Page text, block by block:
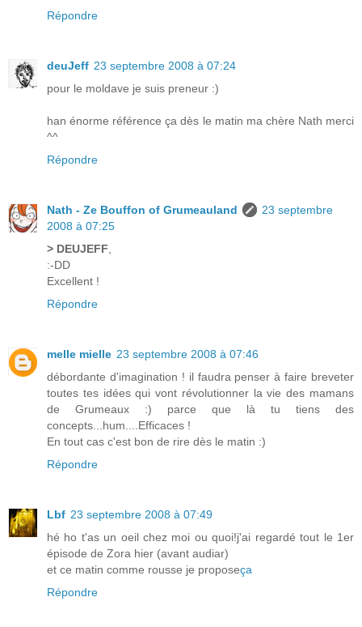
Répondre
deuJeff 23 septembre 2008 à 07:24
pour le moldave je suis preneur :)
han énorme référence ça dès le matin ma chère Nath merci
^^
Répondre
Nath - Ze Bouffon of Grumeauland
23 septembre
2008 à 07:25
> DEUJEFF
:-DD
Excellent !
Répondre
melle mielle 23 septembre 2008 à 07:46
débordante d'imagination ! il faudra penser à faire breveter
toutes tes idées qui vont révolutionner la vie des mamans
de Grumeaux :) parce que là tu tiens des
concepts...hum....Efficaces !
En tout cas c'est bon de rire dès le matin :)
Répondre
Lbf 23 septembre 2008 à 07:49
hé ho t'as un oeil chez moi ou quoi!j'ai regardé tout le 1er
épisode de Zora hier (avant audiar)
et ce matin comme rousse je proposeça
Répondre